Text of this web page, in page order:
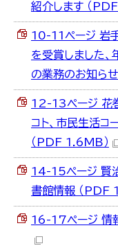
紹介します （
10-11ページ 岩
を受賞しました
の業務のお知ら
12-13ページ 花巻
コト、市民生活コ
（PDF 1.6MB）
14-15ページ 賢治
書館情報 （PDF
16-17ページ 情